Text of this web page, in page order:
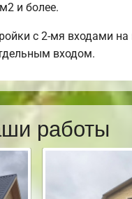
и более.
с 2-мя входами
входом.
работы